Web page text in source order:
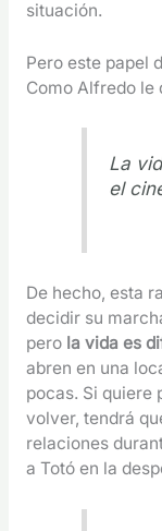
situación.
Pero este papel
Como Alfredo le
La
el
De hecho, esta
decidir su
pero la vida es
abren en una
pocas. Si quiere
volver, tendrá
relaciones
a Totó en la